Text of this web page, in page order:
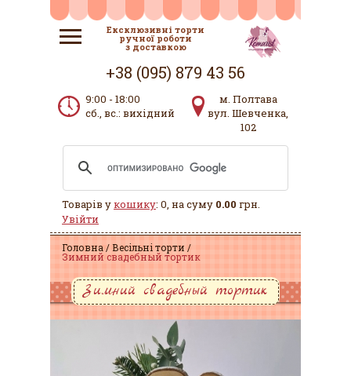
Ексклюзивні торти
ручної роботи
з доставкою
+38 (095) 879 43 56
9:00 - 18:00
сб., вс.: вихідний
м. Полтава
вул. Шевченка,
102
Товарів укошику: 0, на суму 0.00 грн.
Увійти
Головна Весільні торти
Зимний свадебный тортик
Зимний свадебный тортик